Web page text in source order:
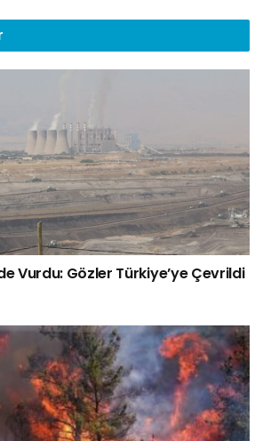
Vurdu: Gözler Türkiye’ye Çevrildi